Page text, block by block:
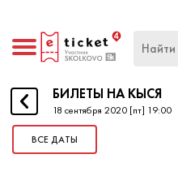
БИЛЕТЫ НА КЫСЯ
НАЧАЛО
БИЛЕТЫ НА КЫСЯ
18 сентября 2020 [пт] 19:00
ВСЕ ДАТЫ